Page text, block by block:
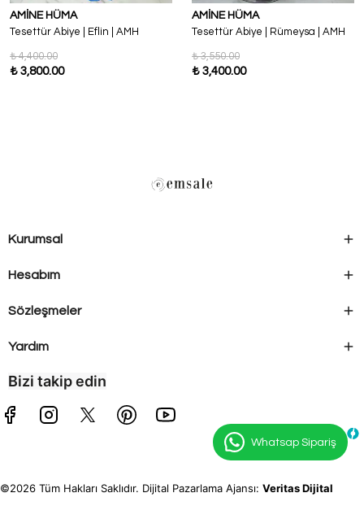
AMİNE HÜMA
Tesettür Abiye | Eflin | AMH
₺ 4,400.00
₺ 3,800.00
AMİNE HÜMA
Tesettür Abiye | Rümeysa | AMH
₺ 3,550.00
₺ 3,400.00
Kurumsal
Hesabım
Sözleşmeler
Yardım
Bizi takip edin
©2026 Tüm Hakları Saklıdır. Dijital Pazarlama Ajansı: Veritas Dijital
Whatsap Sipariş